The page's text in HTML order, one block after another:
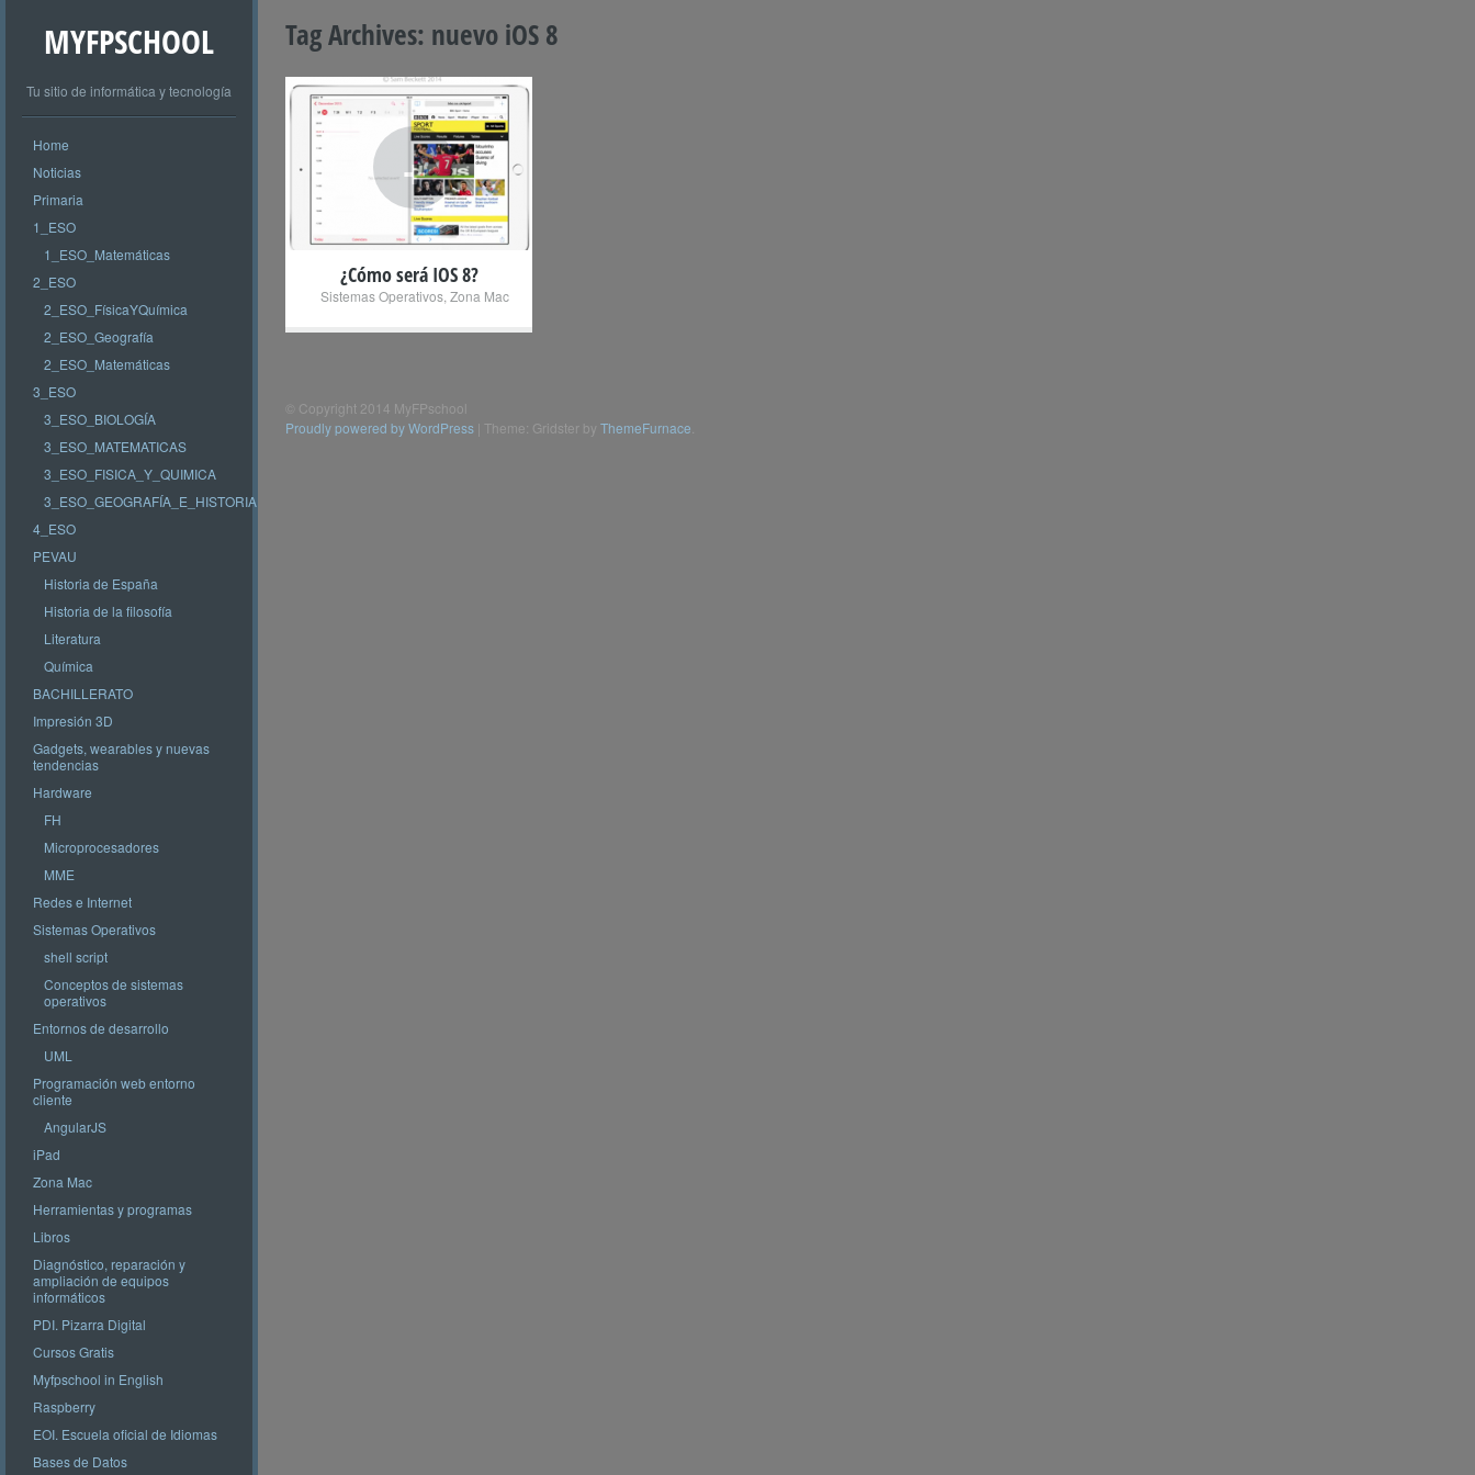
MYFPSCHOOL
Tu sitio de informática y tecnología
Home
Noticias
Primaria
1_ESO
1_ESO_Matemáticas
2_ESO
2_ESO_FísicaYQuímica
2_ESO_Geografía
2_ESO_Matemáticas
3_ESO
3_ESO_BIOLOGÍA
3_ESO_MATEMATICAS
3_ESO_FISICA_Y_QUIMICA
3_ESO_GEOGRAFÍA_E_HISTORIA
4_ESO
PEVAU
Historia de España
Historia de la filosofía
Literatura
Química
BACHILLERATO
Impresión 3D
Gadgets, wearables y nuevas
tendencias
Hardware
FH
Microprocesadores
MME
Redes e Internet
Sistemas Operativos
shell script
Conceptos de sistemas
operativos
Entornos de desarrollo
UML
Programación web entorno
cliente
AngularJS
iPad
Zona Mac
Herramientas y programas
Libros
Diagnóstico, reparación y
ampliación de equipos
informáticos
PDI. Pizarra Digital
Cursos Gratis
Myfpschool in English
Raspberry
EOI. Escuela oficial de Idiomas
Bases de Datos
Tag Archives: nuevo iOS 8
+
¿Cómo será IOS 8?
Sistemas Operativos, Zona Mac
© Copyright 2014 MyFPschool
Proudly powered by WordPress Theme: Gridster by ThemeFurnace